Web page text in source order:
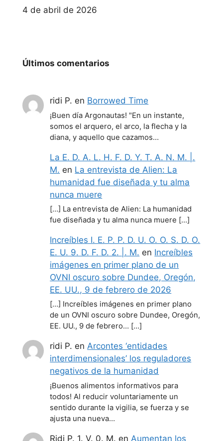
Fecha
4 de abril de 2026
Últimos comentarios
ridi P. en Borrowed Time
¡Buen día Argonautas! "En un instante,
somos el arquero, el arco, la flecha y la
diana, y aquello que cazamos…
La E. D. A. L. H. F. D. Y. T. A. N. M. |.
M. en La entrevista de Alien: La
humanidad fue diseñada y tu alma
nunca muere
[…] La entrevista de Alien: La humanidad
fue diseñada y tu alma nunca muere […]
Increíbles I. E. P. P. D. U. O. O. S. D. O.
E. U. 9. D. F. D. 2. |. M. en Increíbles
imágenes en primer plano de un
OVNI oscuro sobre Dundee, Oregón,
EE. UU., 9 de febrero de 2026
[…] Increíbles imágenes en primer plano
de un OVNI oscuro sobre Dundee, Oregón,
EE. UU., 9 de febrero… […]
ridi P. enArcontes ‘entidades
interdimensionales’ los reguladores
negativos de la humanidad
¡Buenos alimentos informativos para
todos! Al reducir voluntariamente un
sentido durante la vigilia, se fuerza y se
ajusta una nueva…
Ridi P. 1. V. 0. M. en Aumentan los